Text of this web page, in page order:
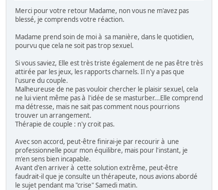
Merci pour votre retour Madame, non vous ne m'avez pas
blessé, je comprends votre réaction.
Madame prend soin de moi à sa manière, dans le quotidien,
pourvu que cela ne soit pas trop sexuel.
Si vous saviez, Elle est très triste également de ne pas être très
attirée par les jeux, les rapports charnels. Il n'y a pas que
l'usure du couple.
Malheureuse de ne pas vouloir chercher le plaisir sexuel, cela
ne lui vient même pas à l'idée de se masturber...Elle comprend
ma détresse, mais ne sait pas comment nous pourrions
trouver un arrangement.
Thérapie de couple : n'y croit pas.
Avec son accord, peut-être finirai-je par recourir à une
professionnelle pour mon équilibre, mais pour l'instant, je
m'en sens bien incapable.
Avant d'en arriver à cette solution extrême, peut-être
faudrait-il que je consulte un thérapeute, nous avions abordé
le sujet pendant ma "crise" Samedi matin.